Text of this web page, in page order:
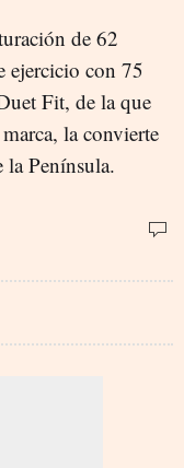
de 62
ejercicio con 75
Fit, de la que
la convierte
la Península.